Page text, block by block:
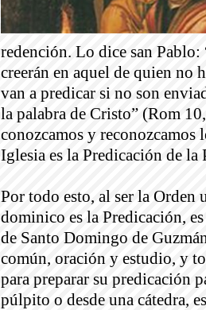
redención. Lo dice san
creerán en aquel de quien no
van a predicar si no son
la palabra de Cristo” (Rom
conozcamos y reconozcamos
Iglesia es la Predicación de la
Por todo esto, al ser la
dominico es la Predicación,
de Santo Domingo de
común, oración y estudio, y
para preparar su predicación
púlpito o desde una cátedra,